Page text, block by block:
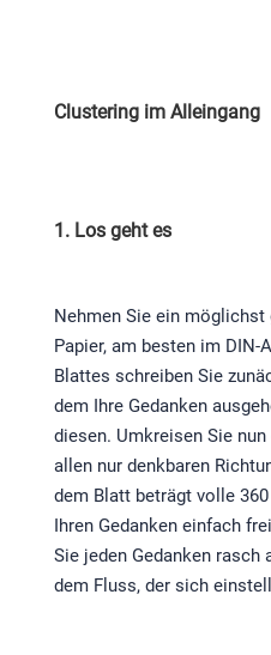
Clustering im Alleingang
1. Los geht es
Nehmen Sie ein
Papier, am besten im
Blattes schreiben Sie
dem Ihre Gedanken
diesen. Umkreisen Sie
allen nur denkbaren
dem Blatt beträgt volle
Ihren Gedanken einfach
Sie jeden Gedanken rasch
dem Fluss, der sich